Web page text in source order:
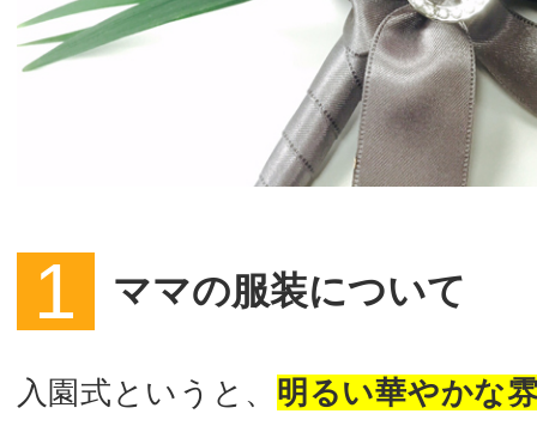
ママの服装について
入園式というと、 明るい華やかな